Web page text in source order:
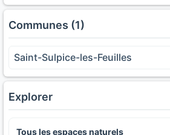
Communes (1)
Saint-Sulpice-les-Feuilles
Explorer
Tous les espaces naturels